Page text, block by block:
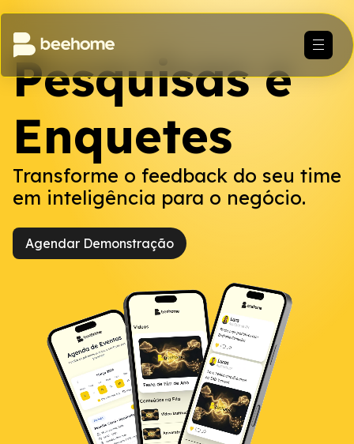
Pesquisas e
Enquetes
Transforme o feedback do seu time
em inteligência para o negócio.
Agendar Demonstração